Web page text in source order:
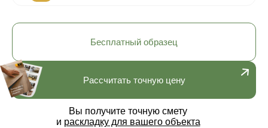
Рассчитать точную цену
Вы получите точную смету
и раскладку для вашего объекта
Бесплатный образец